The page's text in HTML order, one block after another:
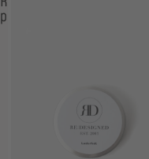
produkter